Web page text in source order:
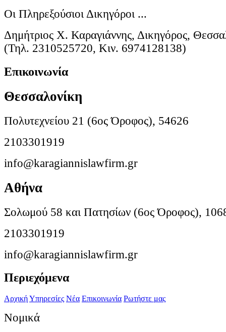
Οι Πληρεξούσιοι Δικηγόροι ...
Δημήτριος Χ. Καραγιάννης, Δικηγόρος,
(Τηλ. 2310525720, Κιν. 6974128138)
Επικοινωνία
Θεσσαλονίκη
Πολυτεχνείου 21 (6ος Όροφος), 54626
2103301919
info@karagiannislawfirm.gr
Αθήνα
Σολωμού 58 και Πατησίων (6ος Όροφος),
2103301919
info@karagiannislawfirm.gr
Περιεχόμενα
ΑρχικήΥπηρεσίες Νέα Επικοινωνία Ρωτήστε μας
Νομικά